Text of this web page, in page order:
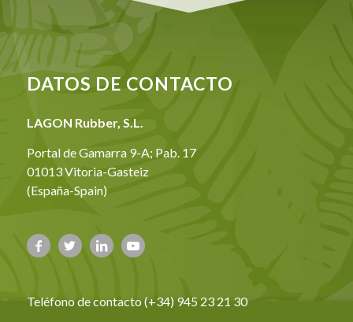
DATOS DE CONTACTO
LAGON Rubber, S.L.
Portal de Gamarra 9-A; Pab. 17
01013 Vitoria-Gasteiz
(España-Spain)
Teléfono de contacto (+34) 945 23 21 30